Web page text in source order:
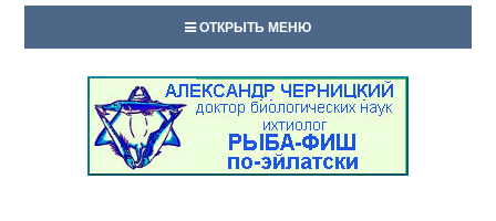
ОТКРЫТЬ МЕНЮ